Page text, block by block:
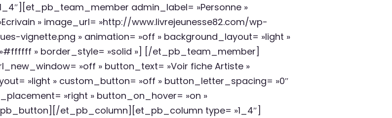
admin_label= »Personne »
» image_url= »http://www.livrejeunesse82.com/wp-
vignette.png » animation= »off » background_layout= »light »
» border_style= »solid »] [/et_pb_team_member]
»off » button_text= »Voir fiche Artiste »
»light » custom_button= »off » button_letter_spacing= »0″
»right » button_on_hover= »on »
et_pb_column][et_pb_column type= »1_4″]